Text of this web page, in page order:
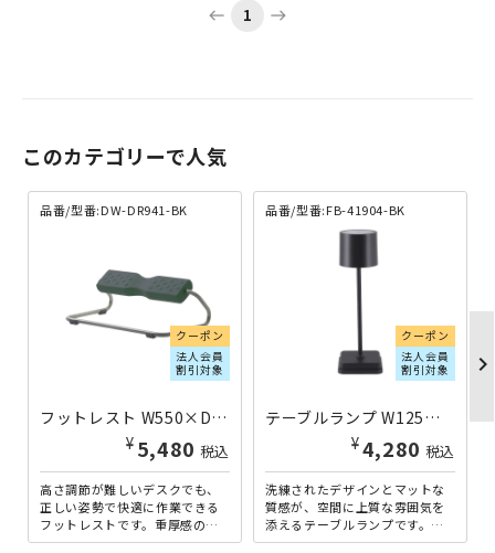
west 1 east
このカテゴリーで人気
品番/型番:DW-DR941-BK
クーポン
法人会員
割引対象
フットレスト W550×D330×H190 ブラック DW-DR941-BK | 329159
¥ 5,480 税込
高さ調節が難しいデスクでも、
正しい姿勢で快適に作業できる
フットレストです。重厚感のあ
るしっかりした作りで、裸足で
品番/型番:FB-41904-BK
クーポン
法人会員
割引対象
テーブルランプ W125×D125×H390 ブラック FB-41904-BK | 041905
¥4,280 税込
洗練されたデザインとマットな
質感が、空間に上質な雰囲気を
添えるテーブルランプです。明
るさの無段階調整や電球色・温
chevron_right